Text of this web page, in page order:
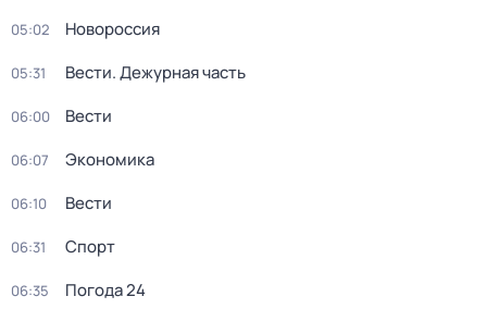
05:02 Новороссия
05:31 Вести. Дежурная часть
06:00 Вести
06:07 Экономика
06:10 Вести
06:31 Спорт
06:35 Погода 24